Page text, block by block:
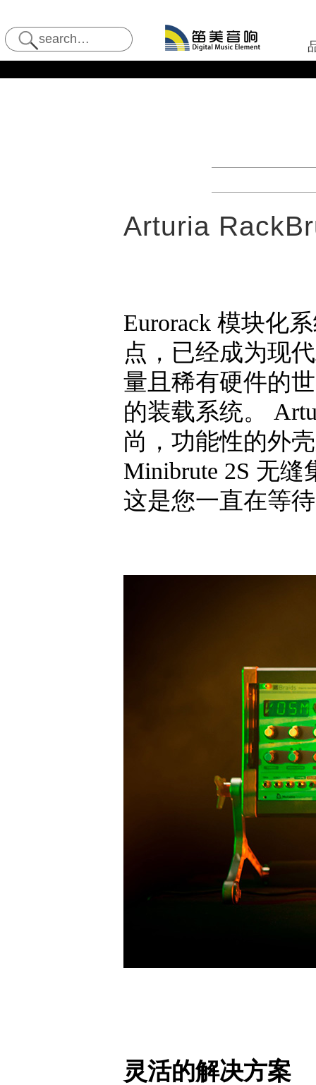
Arturia
Eurorack 模块化
点，已经成为现
量且稀有硬件的
的装载系统。
尚，功能性的外
Minibrute 2S 无
这是您一直在等
灵活的解决方案